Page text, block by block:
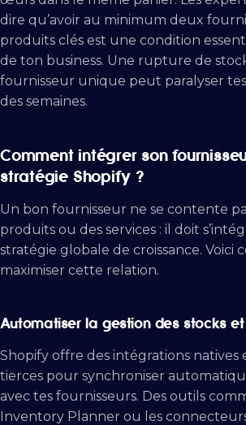
dire qu’avoir au minimum deux
produits clés est une condition
de ton business. Une rupture de
fournisseur unique peut paralyser
des semaines.
Comment intégrer son
stratégie Shopify ?
Un bon fournisseur ne se contente
produits ou des services : il doit
stratégie globale de croissance. Voici
maximiser cette relation.
Automatiser la gestion des stocks
Shopify offre des intégrations natives
tierces pour synchroniser
avec tes fournisseurs. Des outils
Inventory Planner ou les